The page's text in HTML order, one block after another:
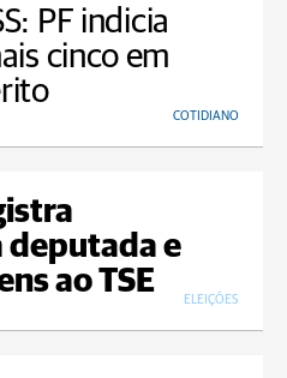
PF indicia
cinco em
COTIDIANO
deputada e
ao TSE
ELEIÇÕES